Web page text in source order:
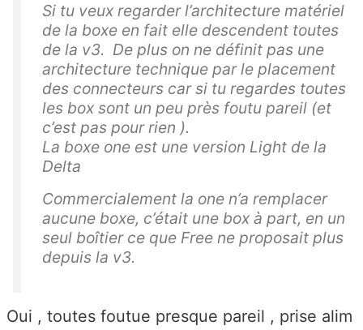
Si tu veux regarder l’architecture matériel
de la boxe en fait elle descendent toutes
de la v3. De plus on ne définit pas une
architecture technique par le placement
des connecteurs car si tu regardes toutes
les box sont un peu près foutu pareil (et
c’est pas pour rien ).
La boxe one est une version Light de la
Delta
Commercialement la one n’a remplacer
aucune boxe, c’était une box à part, en un
seul boîtier ce que Free ne proposait plus
depuis la v3.
Oui , toutes foutue presque pareil , prise alim